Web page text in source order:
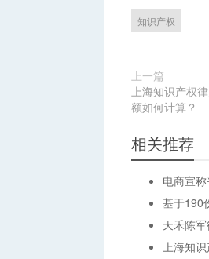
知识产权
上一篇
上海知识产权
额如何计算？
相关推荐
电商宣
基于190
天禾陈
上海知